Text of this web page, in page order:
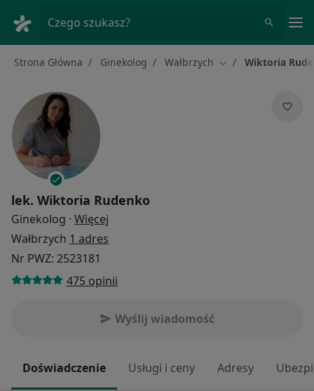
Czego szukasz?
Strona Główna Ginekolog Wałbrzych Zmień miasto
Wiktoria
lek. Wiktoria Rudenko
Ginekolog · Więcej
Wałbrzych 1 adres
Nr PWZ: 2523181
475 opinii
Wyślij wiadomość
Doświadczenie Usługi i ceny Adresy